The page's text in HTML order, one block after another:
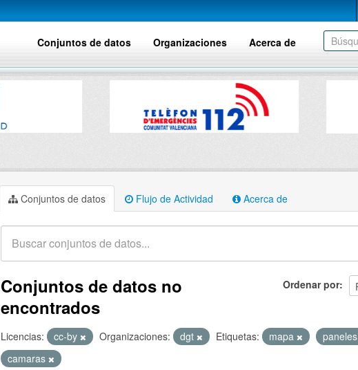
Conjuntos de datos Organizaciones Acerca de
Conjuntos de datos Flujo de Actividad Acerca de
Ordenar por
Conjuntos de datos no
encontrados
Licencias: cc-by Organizaciones: dgt Etiquetas: mapa paneles
camaras